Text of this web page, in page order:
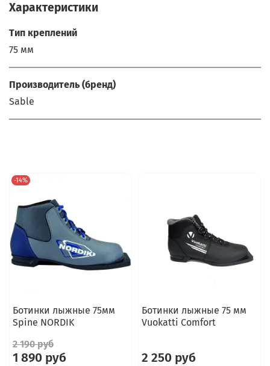
Характеристики
Тип креплений
75 мм
Производитель (бренд)
Sable
-14%
Ботинки лыжные 75мм
Spine NORDIK
2 190 руб
1 890 руб
Ботинки лыжные 75 мм
Vuokatti Comfort
2 250 руб